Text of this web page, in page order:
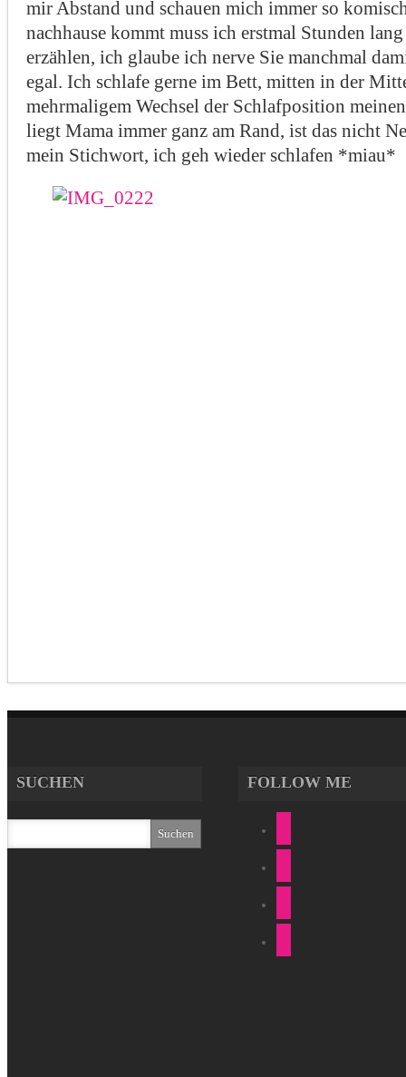
mir Abstand und schauen mich immer so
nachhause kommt muss ich erstmal Stunden
erzählen, ich glaube ich nerve Sie manchmal
egal. Ich schlafe gerne im Bett, mitten in der
mehrmaligem Wechsel der Schlafposition
liegt Mama immer ganz am Rand, ist das nicht
mein Stichwort, ich geh wieder schlafen *miau*
SUCHEN FOLLOW ME